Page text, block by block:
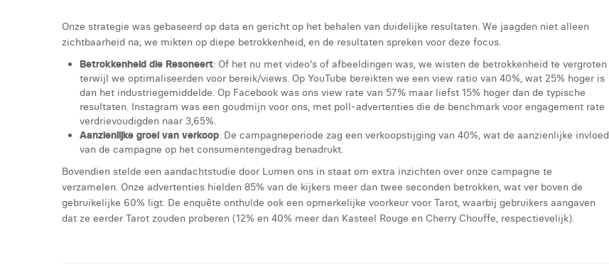
Onze strategie was gebaseerd op data en gericht op het behalen van duidelijke resultaten. We jaagden niet alleen
zichtbaarheid na; we mikten op diepe betrokkenheid, en de resultaten spreken voor deze focus.
Betrokkenheid die Resoneert: Of het nu met video's of afbeeldingen was, we wisten de betrokkenheid te vergroten
terwijl we optimaliseerden voor bereik/views. Op YouTube bereikten we een view ratio van 40%, wat 25% hoger is
dan het industriegemiddelde. Op Facebook was ons view rate van 57% maar liefst 15% hoger dan de typische
resultaten. Instagram was een goudmijn voor ons, met poll-advertenties die de benchmark voor engagement rate
verdrievoudigden naar 3,65%.
Aanzienlijke groei van verkoop: De campagneperiode zag een verkoopstijging van 40%, wat de aanzienlijke invloed
van de campagne op het consumentengedrag benadrukt.
Bovendien stelde een aandachtstudie door Lumen ons in staat om extra inzichten over onze campagne te
verzamelen. Onze advertenties hielden 85% van de kijkers meer dan twee seconden betrokken, wat ver boven de
gebruikelijke 60% ligt. De enquête onthulde ook een opmerkelijke voorkeur voor Tarot, waarbij gebruikers aangaven
dat ze eerder Tarot zouden proberen (12% en 40% meer dan Kasteel Rouge en Cherry Chouffe, respectievelijk).